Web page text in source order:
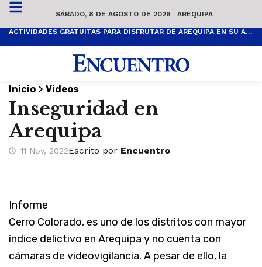
SÁBADO, 8 DE AGOSTO DE 2026 | AREQUIPA
ACTIVIDADES GRATUITAS PARA DISFRUTAR DE AREQUIPA EN SU ANIVERSARIO
Inicio > Videos
Inseguridad en
Arequipa
11 Nov, 2022Escrito por Encuentro
Informe
Cerro Colorado, es uno de los distritos con mayor
índice delictivo en Arequipa y no cuenta con
cámaras de videovigilancia. A pesar de ello, la